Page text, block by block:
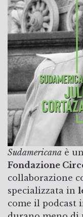
Sudamericana è
Fondazione
collaborazione
specializzata in
come il podcast